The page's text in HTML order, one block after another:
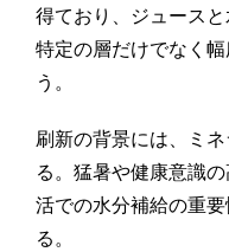
得ており、ジュースと
特定の層だけでなく
う。
刷新の背景には、ミ
る。猛暑や健康意識
活での水分補給の重
る。